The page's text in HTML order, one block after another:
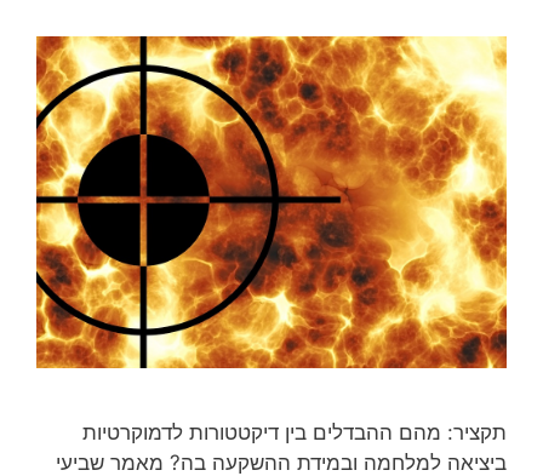
תקציר: מהם ההבדלים בין דיקטטורות לדמוקרטיות
ביציאה למלחמה ובמידת ההשקעה בה? מאמר שביעי